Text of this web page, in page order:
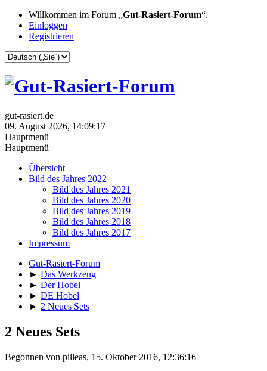
Willkommen im Forum „Gut-Rasiert-Forum“.
Einloggen
Registrieren
gut-rasiert.de
09. August 2026, 14:09:17
Hauptmenü
Hauptmenü
Übersicht
Bild des Jahres 2022
Bild des Jahres 2021
Bild des Jahres 2020
Bild des Jahres 2019
Bild des Jahres 2018
Bild des Jahres 2017
Impressum
Gut-Rasiert-Forum
► Das Werkzeug
► Der Hobel
► DE Hobel
► 2 Neues Sets
2 Neues Sets
Begonnen von pilleas, 15. Oktober 2016, 12:36:16